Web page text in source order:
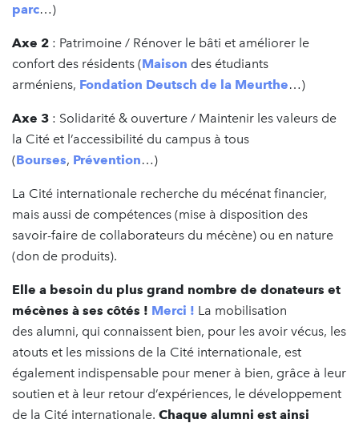
parc…)
Axe 2 : Patrimoine / Rénover le bâti et améliorer le
confort des résidents (Maison des étudiants
arméniens, Fondation Deutsch de la Meurthe…)
Axe 3 : Solidarité & ouverture / Maintenir les valeurs de
la Cité et l’accessibilité du campus à tous
(Bourses, Prévention…)
La Cité internationale recherche du mécénat financier,
mais aussi de compétences (mise à disposition des
savoir-faire de collaborateurs du mécène) ou en nature
(don de produits).
Elle a besoin du plus grand nombre de donateurs et
mécènes à ses côtés ! Merci ! La mobilisation
des alumni, qui connaissent bien, pour les avoir vécus, les
atouts et les missions de la Cité internationale, est
également indispensable pour mener à bien, grâce à leur
soutien et à leur retour d’expériences, le développement
de la Cité internationale. Chaque alumni est ainsi